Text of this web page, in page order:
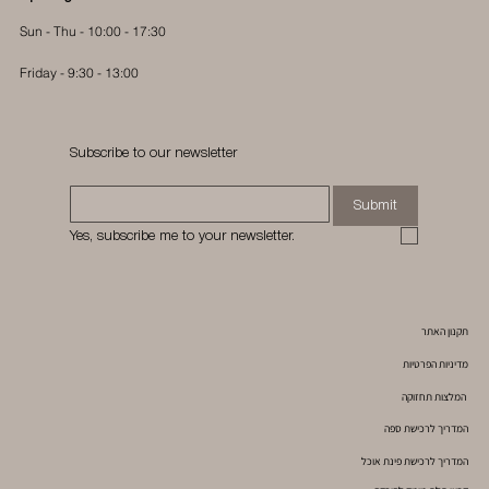
Subscribe to our newsletter
Submit
Yes, subscribe me to your newsletter.
מדיניות הפרטיות
המדריך לרכישת ספה
המדריך לרכישת פינת אוכל
תקנון האתר
המלצות תחזוקה
Sun - Thu - 10:00 - 17:30
Friday - 9:30 - 13:00